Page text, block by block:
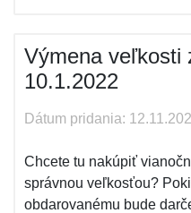
Výmena veľkosti
10.1.2022
Dátum pridania:
Chcete tu nakúpiť
správnou veľkosťou?
obdarovanému bude